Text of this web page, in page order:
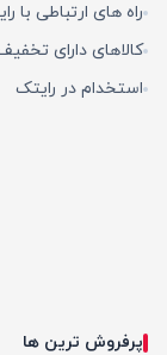
راه های ارتباطی با
کالاهای دارای
استخدام در رایتک
پرفروش ترین ها